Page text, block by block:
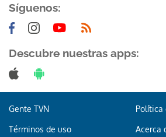
Síguenos:
Descubre nuestras apps:
Gente TVN Política
Términos de uso Acerca